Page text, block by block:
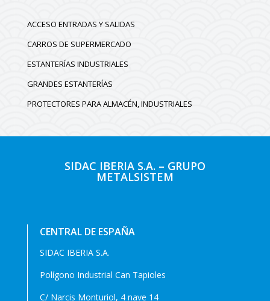
ACCESO ENTRADAS Y SALIDAS
CARROS DE SUPERMERCADO
ESTANTERÍAS INDUSTRIALES
GRANDES ESTANTERÍAS
PROTECTORES PARA ALMACÉN, INDUSTRIALES
SIDAC IBERIA S.A. – GRUPO
METALSISTEM
CENTRAL DE ESPAÑA
SIDAC IBERIA S.A.
Polígono Industrial Can Tapioles
C/ Narcis Monturiol, 4 nave 14